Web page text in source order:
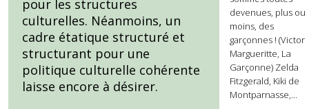
pour les structures
culturelles. Néanmoins, un
cadre étatique structuré et
structurant pour une
politique culturelle cohérente
laisse encore à désirer.
devenues, plus ou
moins, des
garçonnes ! (Victor
Margueritte, La
Garçonne) Zelda
Fitzgerald, Kiki de
Montparnasse,...